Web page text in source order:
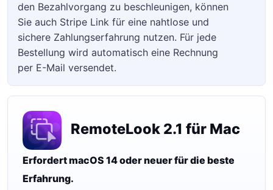
den Bezahlvorgang zu beschleunigen, können
Sie auch Stripe Link für eine nahtlose und
sichere Zahlungserfahrung nutzen. Für jede
Bestellung wird automatisch eine Rechnung
per E-Mail versendet.
RemoteLook 2.1 für Mac
Erfordert macOS 14 oder neuer für die beste
Erfahrung.